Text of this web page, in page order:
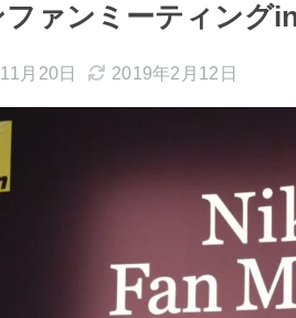
ファンミーティング
月20日 2019年2月12日